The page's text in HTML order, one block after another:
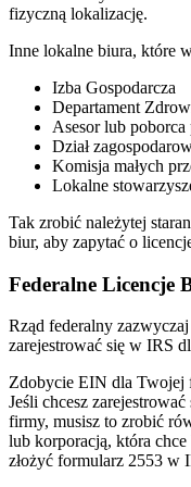
fizyczną lokalizację.
Inne lokalne biura, które
Izba Gospodarcza
Departament
Asesor lub
Dział
Komisja małych
Lokalne
Tak zrobić należytej
biur, aby zapytać o
Federalne Licencje
Rząd federalny
zarejestrować się w IRS
Zdobycie EIN dla Twojej
Jeśli chcesz
firmy, musisz to zrobić
lub korporacją, która
złożyć formularz 2553 w